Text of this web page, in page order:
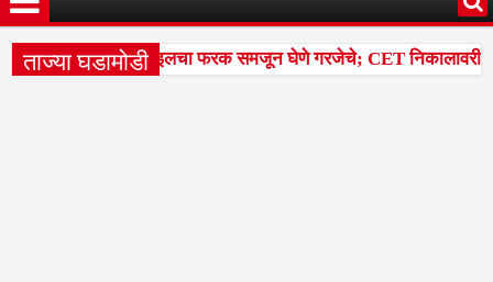
ताज्या घडामोडी
टक्केवारी आणि पर्सेंटाइलचा फरक समजून घेणे गरजेचे; CET निकालावरील